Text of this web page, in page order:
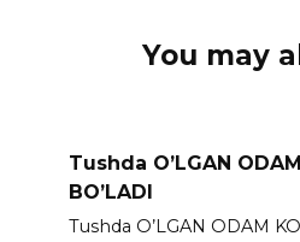
You may
Tushda O’LGAN
BO’LADI
Tushda O’LGAN ODAM